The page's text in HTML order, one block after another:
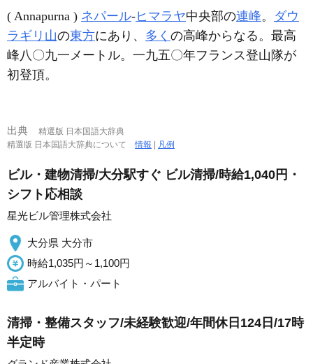
( Annapurna ) ネパール‐ヒマラヤ中央部の連峰。 ダウ
ラギリ山の東方にあり、 多く の高峰からなる。最高
峰八〇九一メートル。一九五〇年フランス登山隊が
初登頂。
出典
精選版 日本国語大辞典
精選版 日本国語大辞典について情報 | 凡例
ビル・建物清掃/大分駅すぐ ビル清掃/時給1,040円・
シフト応相談
星光ビル管理株式会社
大分県 大分市
時給1,035円～1,100円
アルバイト・パート
清掃・整備スタッフ/未経験歓迎/年間休日124日/17時
半定時